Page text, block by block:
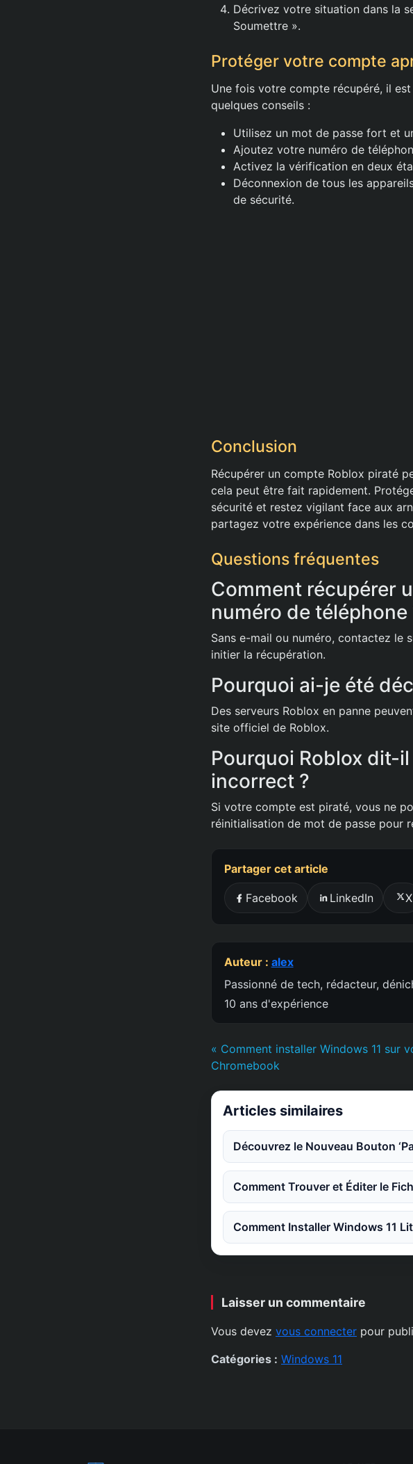
Décrivez votre situation dans la
Soumettre ».
Protéger votre compte
Une fois votre compte récupéré, il
quelques conseils :
Utilisez un mot de passe fort et
Ajoutez votre numéro de
Activez la vérification en deux
Déconnexion de tous les
de sécurité.
Conclusion
Récupérer un compte Roblox piraté
cela peut être fait rapidement.
sécurité et restez vigilant face aux
partagez votre expérience dans les
Questions fréquentes
Comment récupérer
numéro de téléphone
Sans e-mail ou numéro, contactez le
initier la récupération.
Pourquoi ai-je été
Des serveurs Roblox en panne
site officiel de Roblox.
Pourquoi Roblox dit-
incorrect ?
Si votre compte est piraté, vous ne
réinitialisation de mot de passe pour
Partager cet article
Facebook LinkedIn X
Auteur : alex
Passionné de tech, rédacteur,
10 ans d'expérience
« Comment installer Windows 11 sur
Chromebook
Articles similaires
Découvrez le Nouveau Bouton
Comment Trouver et Éditer le
Comment Installer Windows 11
Laisser un commentaire
Vous devez vous connecter pour
Catégories : Windows 11